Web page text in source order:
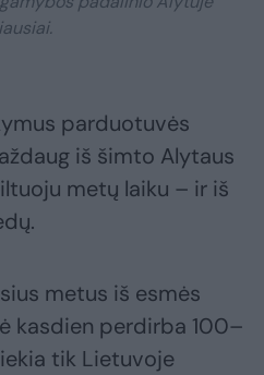
parduotuvės
iš šimto Alytaus
metų laiku – ir iš
metus iš esmės
kasdien perdirba 100–
tik Lietuvoje